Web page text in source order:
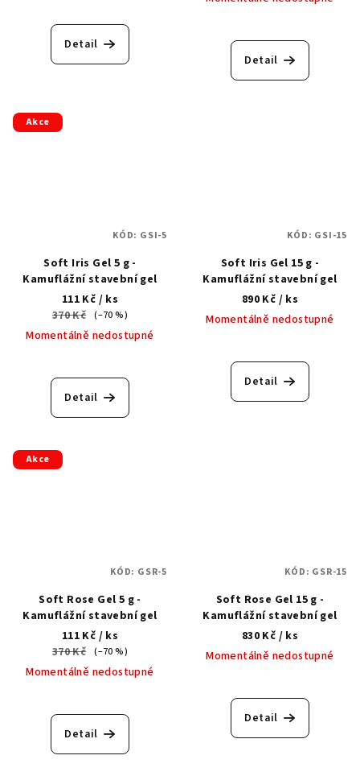
Detail
Detail
Akce
Soft Iris Gel 5 g -
Kamuflážní stavební gel
111 Kč / ks
370 Kč (–70 %)
Momentálně nedostupné
Detail
KÓD: GSI-5
Soft Iris Gel 15 g -
Kamuflážní stavební gel
890 Kč / ks
Momentálně nedostupné
Detail
KÓD: GSI-15
Akce
Soft Rose Gel 5 g -
Kamuflážní stavební gel
111 Kč / ks
370 Kč (–70 %)
Momentálně nedostupné
Detail
KÓD: GSR-5
Soft Rose Gel 15 g -
Kamuflážní stavební gel
830 Kč / ks
Momentálně nedostupné
Detail
KÓD: GSR-15